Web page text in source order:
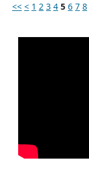
<< < 1 2 3 4 5 6 7 8